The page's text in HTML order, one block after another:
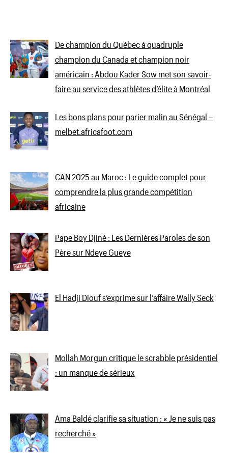
De champion du Québec à quadruple
champion du Canada et champion noir
américain : Abdou Kader Sow met son savoir-
faire au service des athlètes d’élite à Montréal
Les bons plans pour parier malin au Sénégal –
melbet.africafoot.com
CAN 2025 au Maroc : Le guide complet pour
comprendre la plus grande compétition
africaine
Pape Boy Djiné : Les Dernières Paroles de son
Père sur Ndeye Gueye
El Hadji Diouf s’exprime sur l’affaire Wally Seck
Mollah Morgun critique le scrabble présidentiel
: un manque de sérieux
Ama Baldé clarifie sa situation : « Je ne suis pas
recherché »